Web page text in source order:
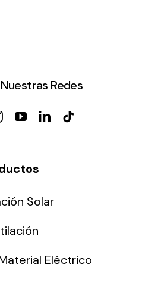
Redes
Solar
Eléctrico